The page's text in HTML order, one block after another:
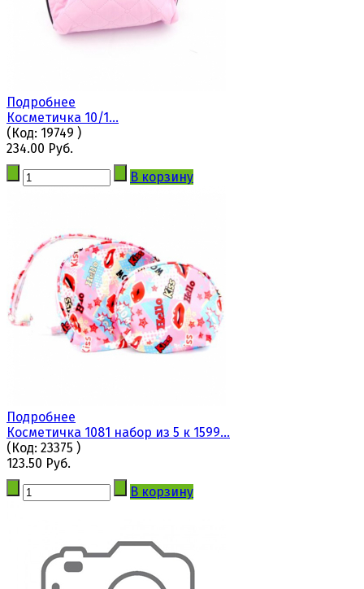
Подробнее
Косметичка 10/1...
(Код: 19749 )
234.00 Руб.
В корзину
Подробнее
Косметичка 1081 набор из 5 к 1599...
(Код: 23375 )
123.50 Руб.
В корзину